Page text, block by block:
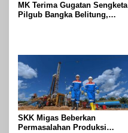
MK Terima Gugatan Sengketa
Pilgub Bangka Belitung,
SKK Migas Beberkan
Permasalahan Produksi